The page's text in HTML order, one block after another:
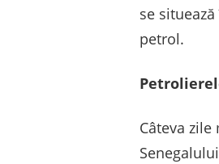
se
petrol.
Câteva